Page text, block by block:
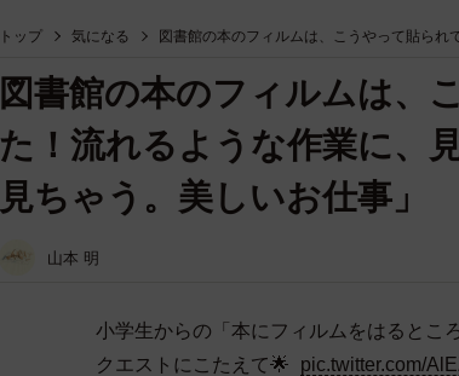
トップ 気になる 図書館の本のフィルムは、こうやって貼られ
図書館の本のフィルムは、
た！流れるような作業に、
見ちゃう。美しいお仕事」
山本 明
小学生からの「本にフィルムをはるとこ
クエストにこたえて🌟
pic.twitter.com/